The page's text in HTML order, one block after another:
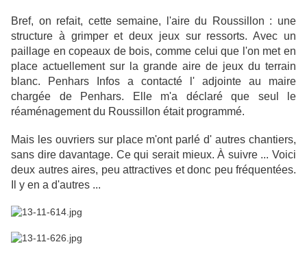
Bref, on refait, cette semaine, l'aire du Roussillon : une
structure à grimper et deux jeux sur ressorts. Avec un
paillage en copeaux de bois, comme celui que l'on met en
place actuellement sur la grande aire de jeux du terrain
blanc. Penhars Infos a contacté l' adjointe au maire
chargée de Penhars. Elle m'a déclaré que seul le
réaménagement du Roussillon était programmé.
Mais les ouvriers sur place m'ont parlé d' autres chantiers,
sans dire davantage. Ce qui serait mieux. À suivre ... Voici
deux autres aires, peu attractives et donc peu fréquentées.
Il y en a d'autres ...